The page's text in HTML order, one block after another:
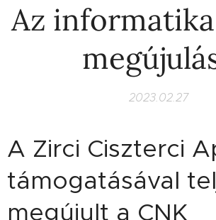
Az
2023.02.27
A Zirci Ciszterci
támogatásával
megújult a CNK